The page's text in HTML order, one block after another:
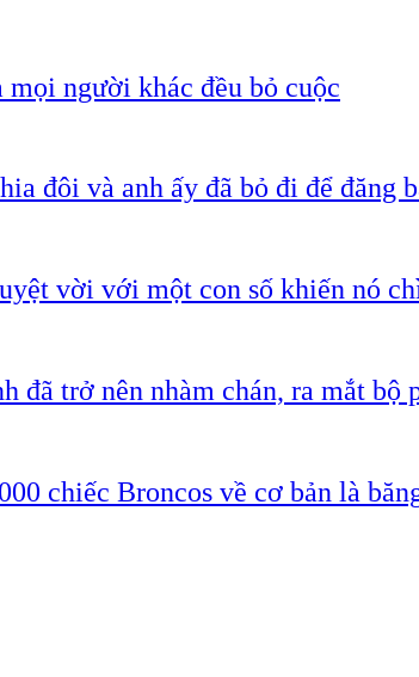
người khác đều bỏ cuộc
đôi và anh ấy đã bỏ đi để đăng
vời với một con số khiến nó
đã trở nên nhàm chán, ra mắt bộ
chiếc Broncos về cơ bản là